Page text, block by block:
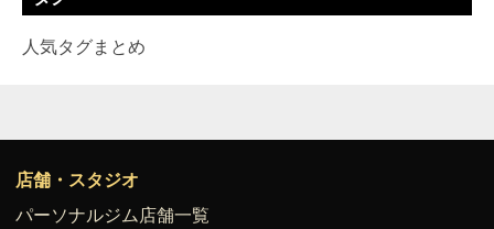
人気タグまとめ
店舗・スタジオ
パーソナルジム店舗一覧